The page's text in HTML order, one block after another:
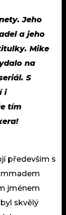
Jeho
a jeho
Mike
na
S
i
tím
především s
jménem
skvělý